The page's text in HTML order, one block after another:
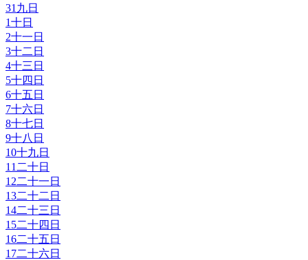
31 九日
1十日
2十一日
3十二日
4十三日
5十四日
6十五日
7十六日
8十七日
9十八日
10十九日
11 二十日
12二十一日
13二十二日
14二十三日
15二十四日
16二十五日
17二十六日